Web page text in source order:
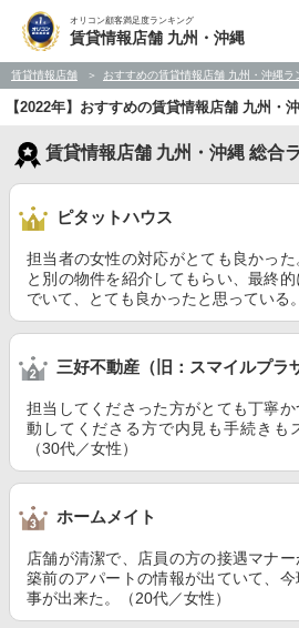
オリコン顧客満足度ランキング
賃貸情報店舗 九州・沖縄
賃貸情報店舗 おすすめの賃貸情報店舗 九州・沖縄ラ
【2022年】おすすめの賃貸情報店舗 九州・
賃貸情報店舗 九州・沖縄 総合
ピタットハウス
担当者の女性の対応がとても良かっ
と別の物件を紹介してもらい、最終
でいて、とても良かったと思っている
三好不動産（旧：スマイルプラ
担当してくださった方がとても丁寧
動してくださる方で内見も手続きも
（30代／女性）
ホームメイト
店舗が清潔で、店員の方の接遇マナ
築前のアパートの情報が出ていて、
事が出来た。（20代／女性）